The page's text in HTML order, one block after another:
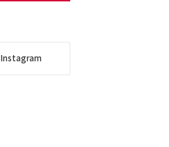
Instagram